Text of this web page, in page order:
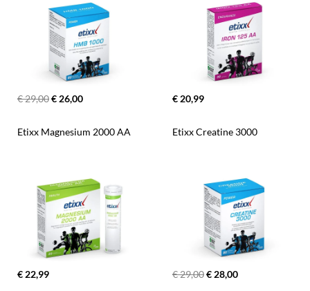
€ 29,00€ 26,00 € 20,99
Etixx Magnesium 2000 AA
€ 22,99
Etixx Creatine 3000
€ 29,00€ 28,00